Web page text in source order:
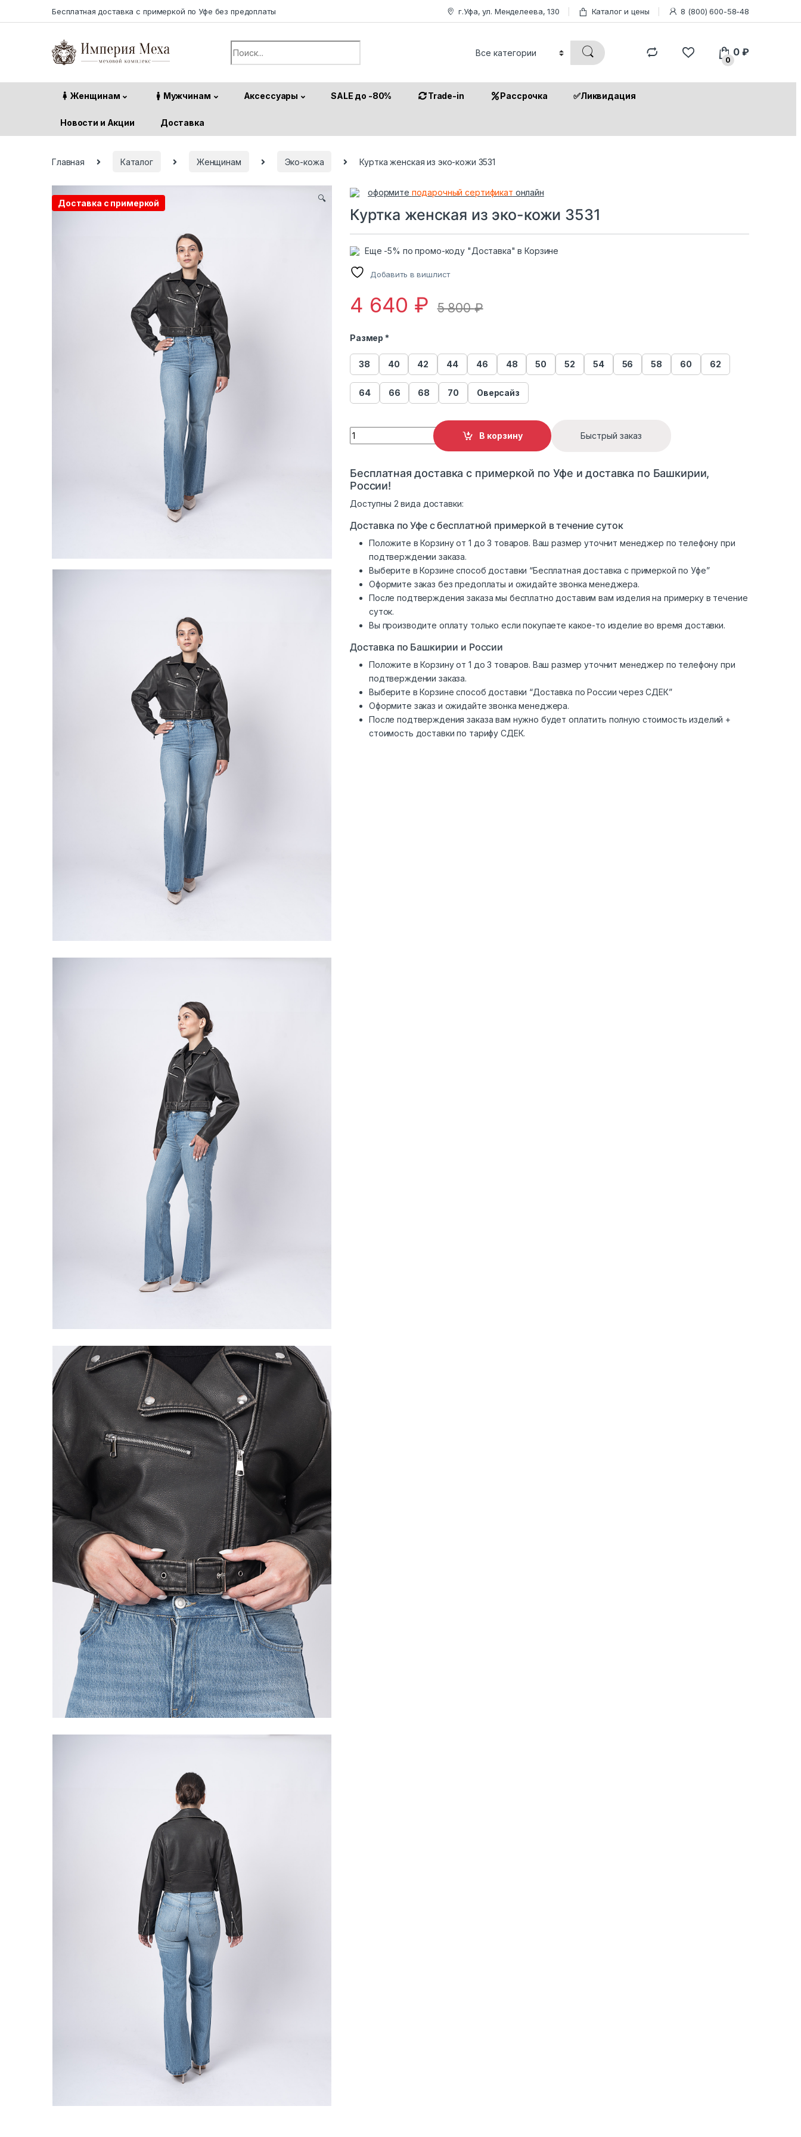
Бесплатная доставка с примеркой по Уфе без предоплаты г.Уфа, ул. Менделеева, 130 Каталог и цены 8 (800) 600-58-48
Search for:
0
0₽
Женщинам Мужчинам Аксессуары SALE до -80% Trade-in Рассрочка ✅Ликвидация
Новости и Акции Доставка
Главная Каталог Женщинам Эко-кожа Куртка женская из эко-кожи 3531
Доставка с примеркой 🔍
оформите подарочный сертификат онлайн
Куртка женская из эко-кожи 3531
Еще -5% по промо-коду "Доставка" в Корзине
Добавить в вишлист
4 640 ₽ 5 800₽
Размер *
38 40 42 44 46 48 50 52 54 56 58 60 62
64 66 68 70 Оверсайз
Куртка женская из эко-кожи 3531 quantity
В корзину Быстрый заказ
Бесплатная доставка с примеркой по Уфе и доставка по Башкирии,
России!
Доступны 2 вида доставки:
Доставка по Уфе с бесплатной примеркой в течение суток
Положите в Корзину от 1 до 3 товаров. Ваш размер уточнит менеджер по телефону при
подтверждении заказа.
Выберите в Корзине способ доставки “Бесплатная доставка с примеркой по Уфе”
Оформите заказ без предоплаты и ожидайте звонка менеджера.
После подтверждения заказа мы бесплатно доставим вам изделия на примерку в течение
суток.
Вы производите оплату только если покупаете какое-то изделие во время доставки.
Доставка по Башкирии и России
Положите в Корзину от 1 до 3 товаров. Ваш размер уточнит менеджер по телефону при
подтверждении заказа.
Выберите в Корзине способ доставки “Доставка по России через СДЕК”
Оформите заказ и ожидайте звонка менеджера.
После подтверждения заказа вам нужно будет оплатить полную стоимость изделий +
стоимость доставки по тарифу СДЕК.